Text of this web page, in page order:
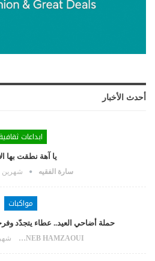
أحدث الأخبار
ابداعات ثقافية
يا آهة نطقت بها
سارة الفقيه شهرين
مواكبات
حملة أضاحي العيد.. عطاء يتجدّد
ZAYNEB HAMZAOUI